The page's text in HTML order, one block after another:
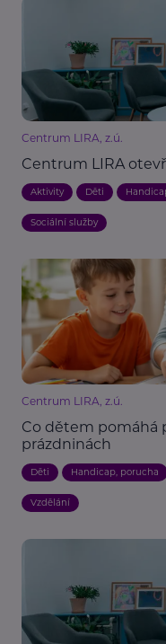
Centrum LIRA, z.ú.
Centrum LIRA
Aktivity Děti
Sociální služby
Centrum LIRA, z.ú.
Co dětem pomáhá
prázdninách
Děti Handicap, porucha
Vzdělání